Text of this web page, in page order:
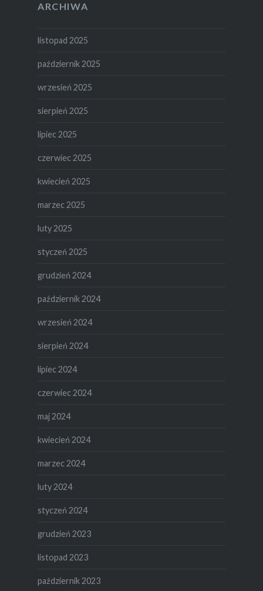
ARCHIWA
listopad 2025
październik 2025
wrzesień 2025
sierpień 2025
lipiec 2025
czerwiec 2025
kwiecień 2025
marzec 2025
luty 2025
styczeń 2025
grudzień 2024
październik 2024
wrzesień 2024
sierpień 2024
lipiec 2024
czerwiec 2024
maj 2024
kwiecień 2024
marzec 2024
luty 2024
styczeń 2024
grudzień 2023
listopad 2023
październik 2023